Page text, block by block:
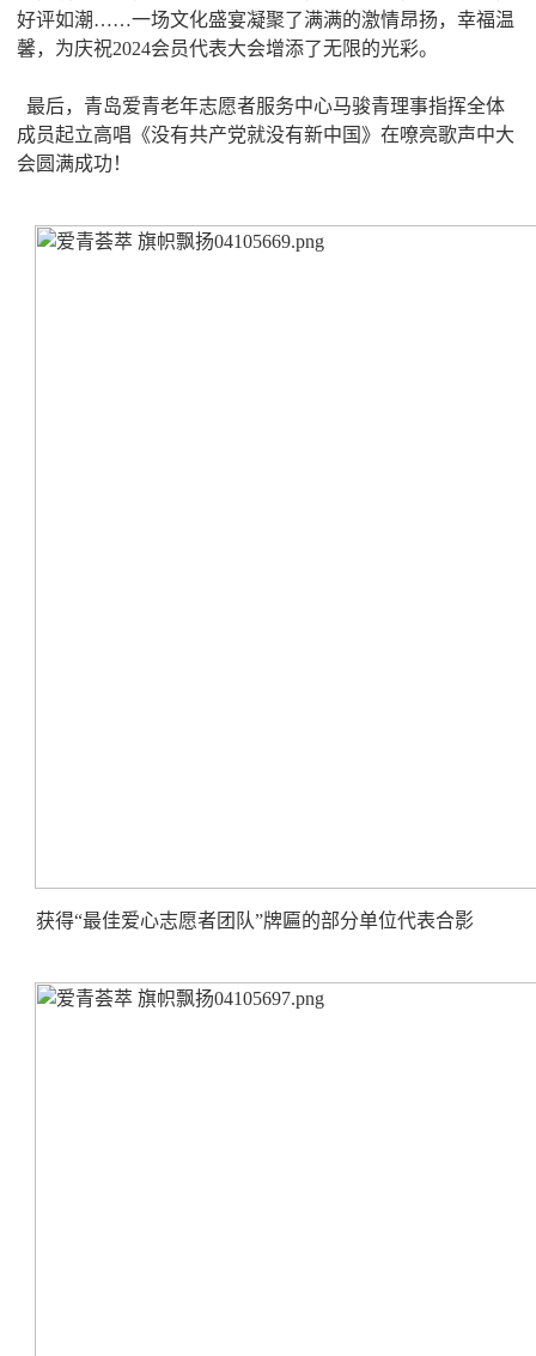
好评如潮……一场文化盛宴凝聚了满满的激情昂扬，幸福温
馨，为庆祝2024会员代表大会增添了无限的光彩。
最后，青岛爱青老年志愿者服务中心马骏青理事指挥全体
成员起立高唱《没有共产党就没有新中国》在嘹亮歌声中大
会圆满成功！
获得“最佳爱心志愿者团队”牌匾的部分单位代表合影